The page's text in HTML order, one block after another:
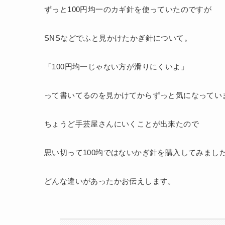
ずっと100円均一のカギ針を使っていたのですが
SNSなどでふと見かけたかぎ針について。
「100円均一じゃない方が滑りにくいよ」
って書いてるのを見かけてからずっと気になってい
ちょうど手芸屋さんにいくことが出来たので
思い切って100均ではないかぎ針を購入してみまし
どんな違いがあったかお伝えします。